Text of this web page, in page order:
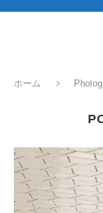
ホーム